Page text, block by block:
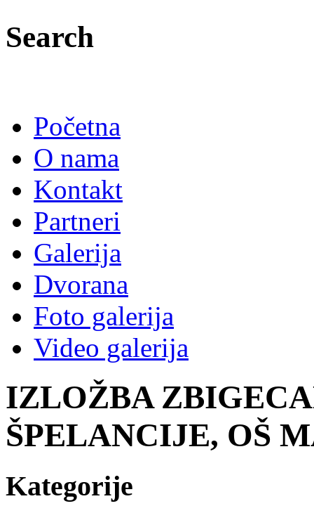
Search
Početna
O nama
Kontakt
Partneri
Galerija
Dvorana
Foto galerija
Video galerija
IZLOŽBA
ŠPELANCIJE, OŠ
Kategorije